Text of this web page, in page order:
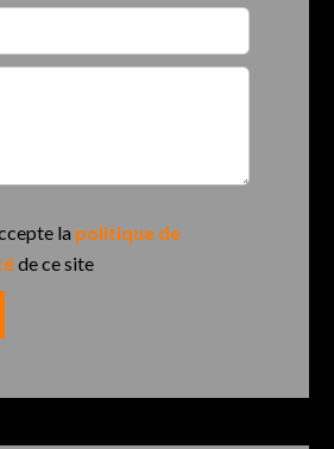
la politique de
de ce site